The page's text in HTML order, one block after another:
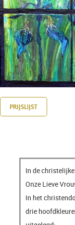
PRIJSLIJST
In de
Onze Lieve
In het
drie